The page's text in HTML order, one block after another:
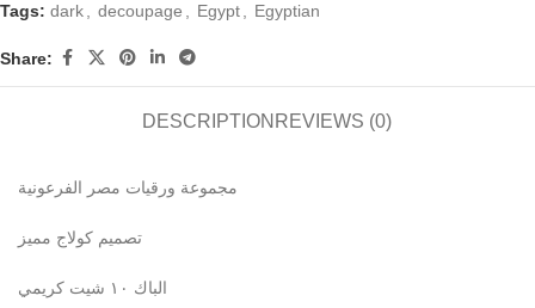
Tags: dark, decoupage , Egypt, Egyptian
Share:
DESCRIPTION REVIEWS (0)
مجموعة ورقيات مصر الفرعونية
تصميم كولاج مميز
الباك ١٠ شيت كريمي